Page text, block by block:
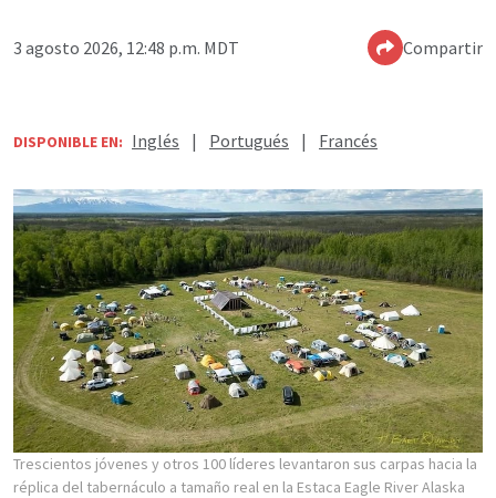
3 agosto 2026, 12:48 p.m. MDT Compartir
DISPONIBLE EN: Inglés | Portugués | Francés
Trescientos jóvenes y otros 100 líderes levantaron sus carpas hacia la
réplica del tabernáculo a tamaño real en la Estaca Eagle River Alaska